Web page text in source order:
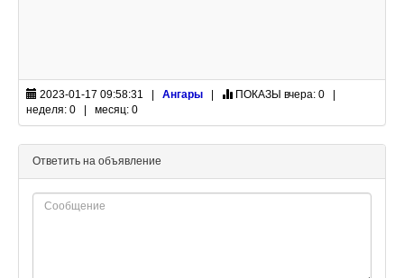
2023-01-17 09:58:31 | Ангары | ПОКАЗЫ вчера: 0 |
неделя: 0 | месяц: 0
Ответить на объявление